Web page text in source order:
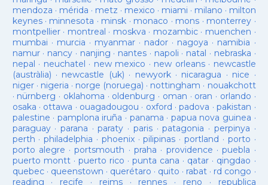
mendoza · mérida · metz · mexico · miami · milano · milton
keynes· minnesota · minsk · monaco · mons · monterrey ·
montpellier· montreal · moskva · mozambic· muenchen ·
mumbai · murcia · myanmar· nador · nagoya · namibia ·
namur· nancy · nanjing · nantes · napoli · natal · nebraska ·
nepal · neuchatel · new mexico · new orleans· newcastle
(austràlia) · newcastle (uk) · newyork· nicaragua · nice ·
niger· nigeria · norge (noruega) · nottingham · nouakchott
· nürnberg · oklahoma · oldenburg · oman · oran · orlando ·
osaka · ottawa · ouagadougou · oxford ·padova ·pakistan ·
palestine · pamplona iruña · panama · papua nova guinea ·
paraguay· parana ·paraty · paris·patagonia · perpinya ·
perth ·philadelphia · phoenix·pilipinas ·portland · porto ·
porto alegre ·portsmouth ·praha · providence ·puebla ·
puerto montt· puerto rico ·punta cana · qatar · qingdao ·
quebec· queenstown · querétaro · quito · rabat · rd congo ·
reading · recife · reims· rennes · reno · republica